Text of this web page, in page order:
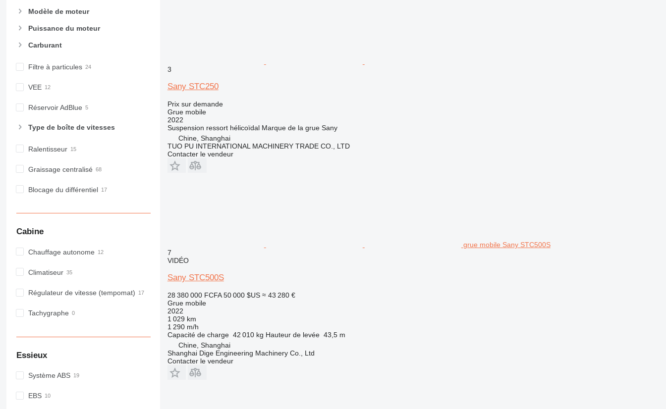
Modèle de moteur
Puissance du moteur
Carburant
Filtre à particules
VEE
Réservoir AdBlue
Type de boîte de vitesses
Ralentisseur
Graissage centralisé
Blocage du différentiel
Cabine
Chauffage autonome
Climatiseur
Régulateur de vitesse (tempomat)
Tachygraphe
Essieux
Système ABS
EBS
3
Sany STC250
Prix sur demande
Grue mobile
2022
Suspension ressort hélicoïdal Marque de la grue Sany
Chine, Shanghai
TUO PU INTERNATIONAL MACHINERY TRADE CO., LTD
Contacter le vendeur
grue mobile Sany STC500S
7
VIDÉO
Sany STC500S
28 380 000 FCFA 50 000 $US ≈ 43 280 €
Grue mobile
2022
1 029 km
1 290 m/h
Capacité de charge 42 010 kg Hauteur de levée 43,5 m
Chine, Shanghai
Shanghai Dige Engineering Machinery Co., Ltd
Contacter le vendeur